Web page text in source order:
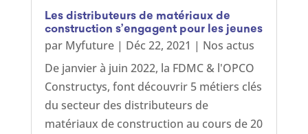
Les distributeurs de matériaux de
construction s’engagent pour les jeunes
par Myfuture| Déc 22, 2021 | Nos actus
De janvier à juin 2022, la FDMC & l'OPCO
Constructys, font découvrir 5 métiers clés
du secteur des distributeurs de
matériaux de construction au cours de 20